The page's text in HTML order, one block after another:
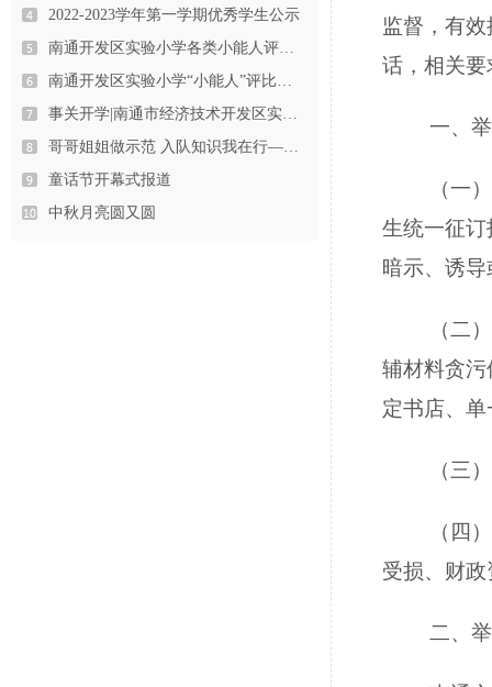
2022-2023学年第一学期优秀学生公示
南通开发区实验小学各类小能人评选…
南通开发区实验小学“小能人”评比…
事关开学|南通市经济技术开发区实…
哥哥姐姐做示范 入队知识我在行—…
童话节开幕式报道
中秋月亮圆又圆
监督，有
话，相关
一、
（一
生统一征
暗示、诱
（二
辅材料贪
定书店、
（三
（四
受损、财
二、